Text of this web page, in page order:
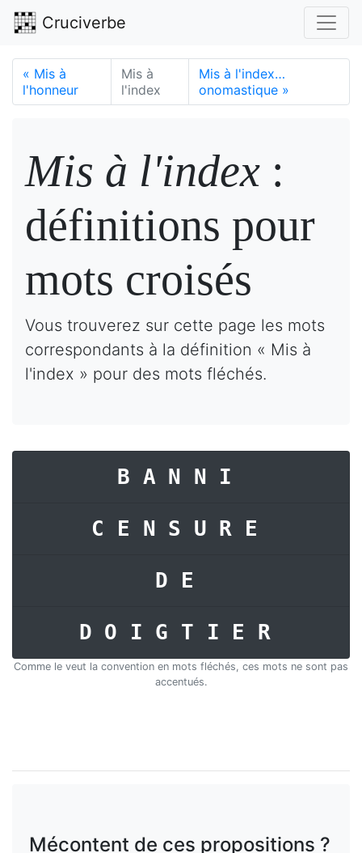
Cruciverbe
« Mis à
l'honneur
Mis à
l'index
Mis à l'index…
onomastique »
Mis à l'index :
définitions pour
mots croisés
Vous trouverez sur cette page les mots
correspondants à la définition « Mis à
l'index » pour des mots fléchés.
BANNI
CENSURE
DE
DOIGTIER
Comme le veut la convention en mots fléchés, ces mots ne sont pas
accentués.
Mécontent de ces propositions ?